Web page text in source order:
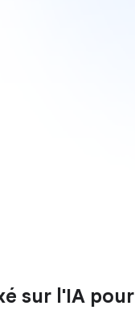
sur l'IA